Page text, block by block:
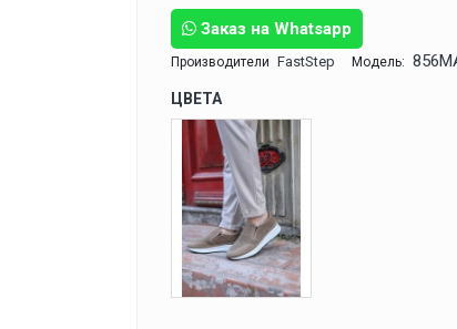
Заказ на Whatsapp
Производители FastStep Модель:
ЦВЕТА